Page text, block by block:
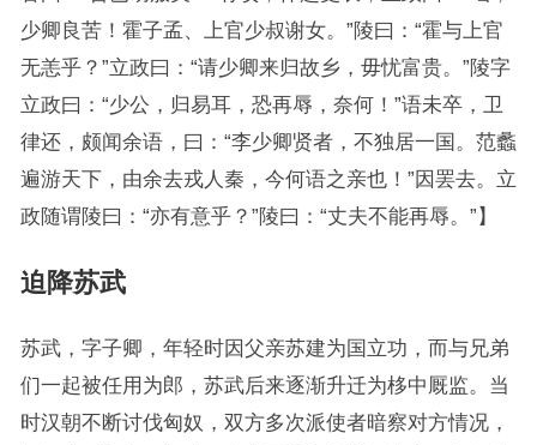
少卿良苦！霍子孟、上官少叔谢女。”陵曰：“霍与上官
无恙乎？”立政曰：“请少卿来归故乡，毋忧富贵。”陵字
立政曰：“少公，归易耳，恐再辱，奈何！”语未卒，卫
律还，颇闻余语，曰：“李少卿贤者，不独居一国。范蠡
遍游天下，由余去戎人秦，今何语之亲也！”因罢去。立
政随谓陵曰：“亦有意乎？”陵曰：“丈夫不能再辱。”】
迫降苏武
苏武，字子卿，年轻时因父亲苏建为国立功，而与兄弟
们一起被任用为郎，苏武后来逐渐升迁为栘中厩监。当
时汉朝不断讨伐匈奴，双方多次派使者暗察对方情况，